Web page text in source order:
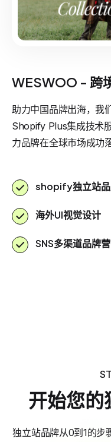
WESWOO - 跨
助力中国品牌出海，我
Shopify Plus集成技术
力品牌在全球市场成功
shopify独立站
海外UI视觉设计
SNS多渠道品牌
开始您的
独立站品牌从0到1的